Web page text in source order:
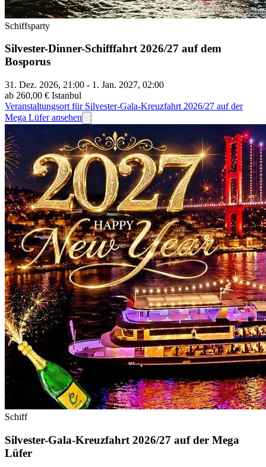
Schiffsparty
Silvester-Dinner-Schifffahrt 2026/27 auf dem
Bosporus
31. Dez. 2026, 21:00 - 1. Jan. 2027, 02:00
ab 260,00 € Istanbul
Veranstaltungsort für Silvester-Gala-Kreuzfahrt 2026/27 auf der
Mega Lüfer ansehen
Schiff
Silvester-Gala-Kreuzfahrt 2026/27 auf der Mega
Lüfer